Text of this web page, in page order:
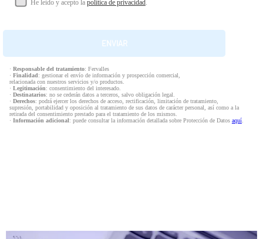
He leído y acepto la política de privacidad.
· Responsable del tratamiento: Fervalles
· Finalidad: gestionar el envío de información y prospección comercial,
relacionada con nuestros servicios y/o productos.
· Legitimación: consentimiento del interesado.
· Destinatarios: no se cederán datos a terceros, salvo obligación legal.
· Derechos: podrá ejercer los derechos de acceso, rectificación, limitación de tratamiento,
supresión, portabilidad y oposición al tratamiento de sus datos de carácter personal, así como a la
retirada del consentimiento prestado para el tratamiento de los mismos.
· Información adicional: puede consultar la información detallada sobre Protección de Datos aquí.